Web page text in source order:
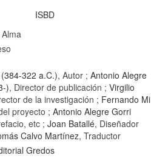
ISBD
322 a.C.), Autor ;Antonio Alegre
), Director de publicación ;Virgilio
de la investigación ; Fernando
proyecto ;Antonio Alegre Gorri
etc ;Joan Batallé, Diseñador
Calvo Martínez, Traductor
Gredos